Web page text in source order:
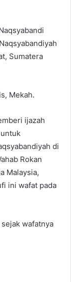
Sumatera
Mekah.
ijazah
di
Rokan
Malaysia,
ini wafat pada
wafatnya